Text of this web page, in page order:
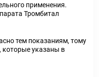
применения.
Тромбитал
тем показаниям, тому
которые указаны в